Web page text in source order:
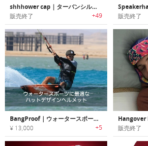
shhhower cap｜ターバンシルエットシャワーキャップ
販売終了 +49 販売終了
BangProof｜ウォータースポーツに最適なハットデザインヘルメット「バンプルーフ」
¥ 13,000 +5 販売終了